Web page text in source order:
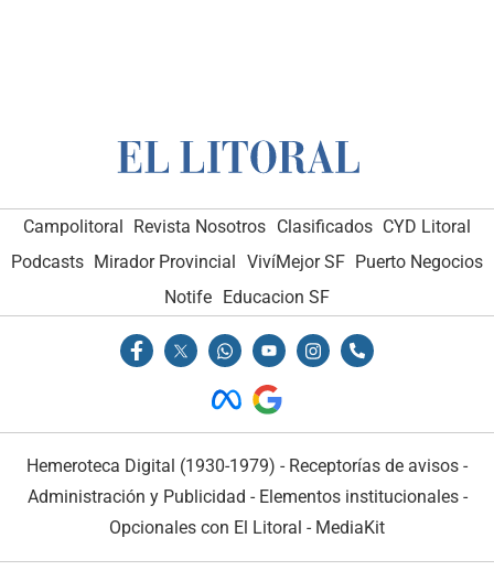
Campolitoral Revista Nosotros Clasificados CYD Litoral
Podcasts Mirador Provincial VivíMejor SF Puerto Negocios
Notife Educacion SF
Hemeroteca Digital (1930-1979) - Receptorías de avisos -
Administración y Publicidad - Elementos institucionales-
Opcionales con El Litoral - MediaKit